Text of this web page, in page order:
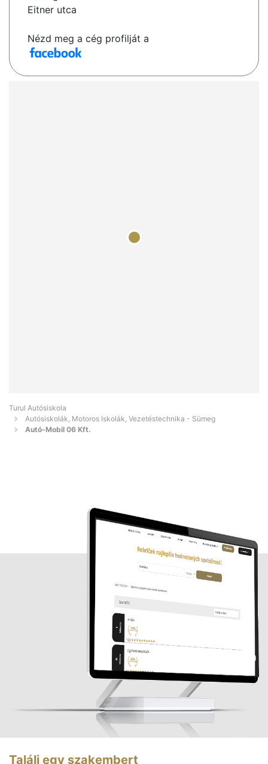
Eitner utca
Nézd meg a cég profilját a
Turul Autósiskola
Autósiskolák, Motoros Iskolák, Vezetéstechnika - Sümeg
Autó-Mobil 06 Kft.
Találj egy szakembert